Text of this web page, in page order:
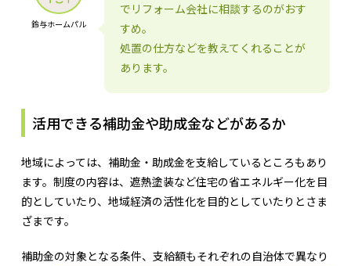
鈴与ホームパル
でリフォーム会社に相談するのがおす
すめ。
処置の仕方などを教えてくれることが
あります。
活用できる補助金や助成金などがあるか
地域によっては、補助金・助成金を支給しているところもあり
ます。制度の内容は、遮熱塗装など住宅の省エネルギー化を目
的としていたり、地域経済の活性化を目的としていたりとさま
ざまです。
補助金の対象となる条件、支給額もそれぞれの自治体で異なり